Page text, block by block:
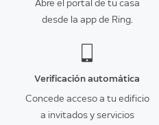
Abre el portal de tu casa
desde la app de Ring.
Verificación automática
Concede acceso a tu edificio
a invitados y servicios